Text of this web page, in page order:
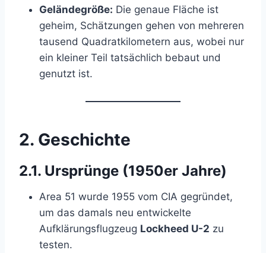
Geländegröße: Die genaue Fläche ist
geheim, Schätzungen gehen von mehreren
tausend Quadratkilometern aus, wobei nur
ein kleiner Teil tatsächlich bebaut und
genutzt ist.
2. Geschichte
2.1. Ursprünge (1950er Jahre)
Area 51 wurde 1955 vom CIA gegründet,
um das damals neu entwickelte
Aufklärungsflugzeug Lockheed U-2 zu
testen.